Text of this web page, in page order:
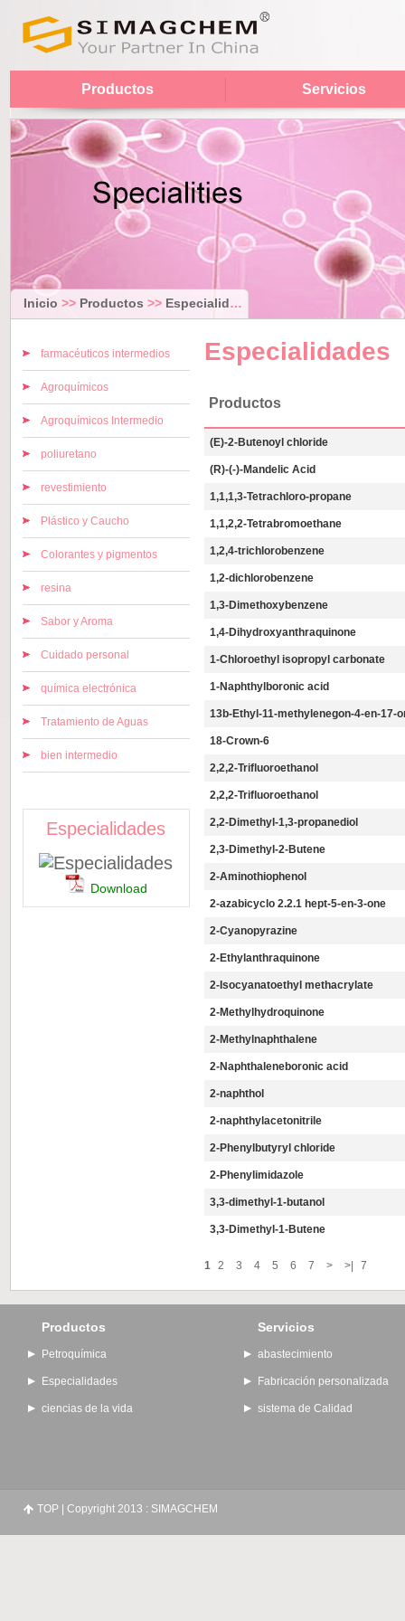
Productos Servicios
Inicio >> Productos >> Especialidades
farmacéuticos intermedios
Agroquímicos
Agroquímicos Intermedio
poliuretano
revestimiento
Plástico y Caucho
Colorantes y pigmentos
resina
Sabor y Aroma
Cuidado personal
química electrónica
Tratamiento de Aguas
bien intermedio
Especialidades
Download
Especialidades
Productos
(E)-2-Butenoyl chloride
(R)-(-)-Mandelic Acid
1,1,1,3-Tetrachloro-propane
1,1,2,2-Tetrabromoethane
1,2,4-trichlorobenzene
1,2-dichlorobenzene
1,3-Dimethoxybenzene
1,4-Dihydroxyanthraquinone
1-Chloroethyl isopropyl carbonate
1-Naphthylboronic acid
13b-Ethyl-11-methylenegon-4-en-17-
18-Crown-6
2,2,2-Trifluoroethanol
2,2,2-Trifluoroethanol
2,2-Dimethyl-1,3-propanediol
2,3-Dimethyl-2-Butene
2-Aminothiophenol
2-azabicyclo 2.2.1 hept-5-en-3-one
2-Cyanopyrazine
2-Ethylanthraquinone
2-Isocyanatoethyl methacrylate
2-Methylhydroquinone
2-Methylnaphthalene
2-Naphthaleneboronic acid
2-naphthol
2-naphthylacetonitrile
2-Phenylbutyryl chloride
2-Phenylimidazole
3,3-dimethyl-1-butanol
3,3-Dimethyl-1-Butene
1 2 3 4 5 6 7 > >| 7
Productos
Petroquímica
Especialidades
ciencias de la vida
Servicios
abastecimiento
Fabricación personalizada
sistema de Calidad
TOP| Copyright 2013 : SIMAGCHEM